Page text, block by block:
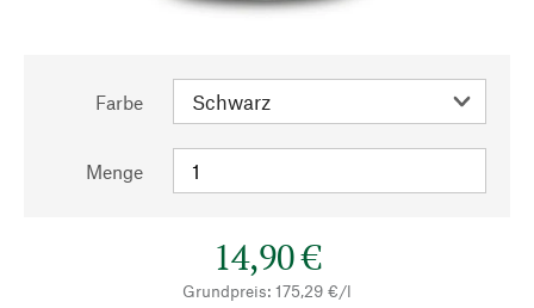
Farbe
Menge
14,90 €
Grundpreis: 175,29 €/l